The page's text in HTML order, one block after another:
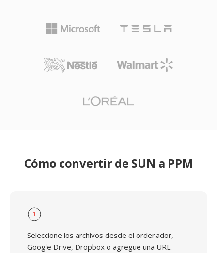
Cómo convertir de SUN a PPM
1
Seleccione los archivos desde el ordenador,
Google Drive, Dropbox o agregue una URL.